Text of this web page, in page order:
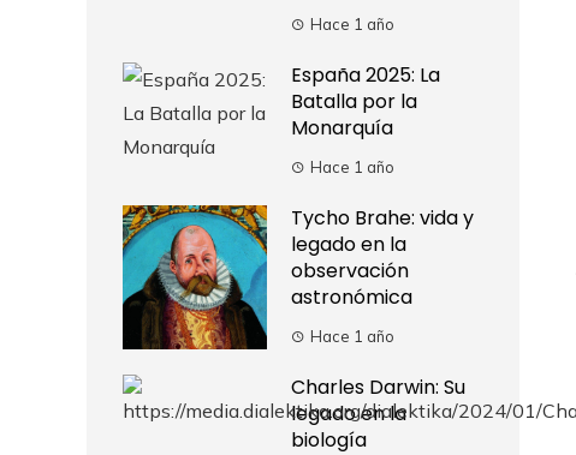
Hace 1 año
España 2025: La
Batalla por la
Monarquía
Hace 1 año
Tycho Brahe: vida y
legado en la
observación
astronómica
Hace 1 año
Charles Darwin: Su
legado en la
biología